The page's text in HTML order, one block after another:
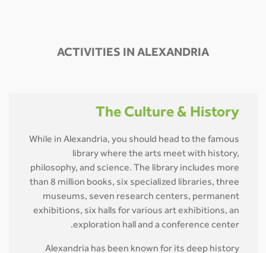
ACTIVITIES IN ALEXANDRIA
The Culture & History
While in Alexandria, you should head to the famous
library where the arts meet with history,
philosophy, and science. The library includes more
than 8 million books, six specialized libraries, three
museums, seven research centers, permanent
exhibitions, six halls for various art exhibitions, an
exploration hall and a conference center.
Alexandria has been known for its deep history